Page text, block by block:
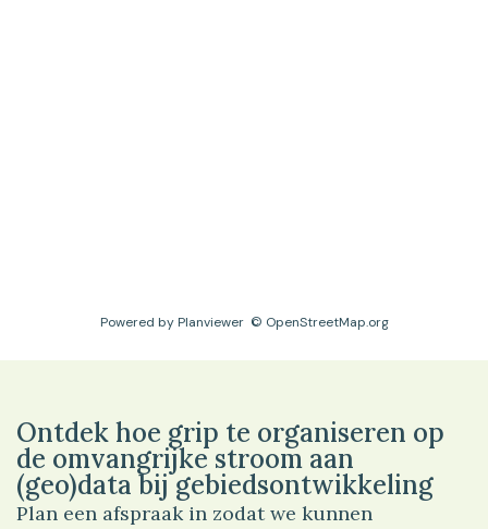
Powered by Planviewer© OpenStreetMap.org
Ontdek hoe grip te organiseren op
de omvangrijke stroom aan
(geo)data bij gebiedsontwikkeling
Plan een afspraak in zodat we kunnen